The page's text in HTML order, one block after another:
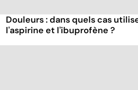
Douleurs : dans quels cas
l'aspirine et l'ibuprofène ?